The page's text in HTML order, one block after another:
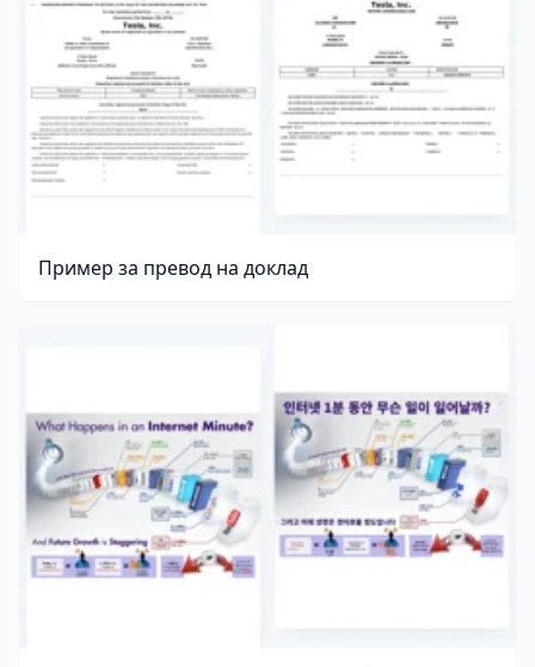
Пример за превод на доклад